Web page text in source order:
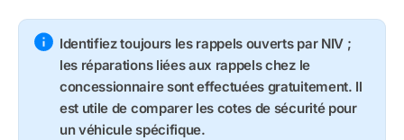
Identifiez toujours les rappels ouverts par NIV ;
les réparations liées aux rappels chez le
concessionnaire sont effectuées gratuitement. Il
est utile de comparer les cotes de sécurité pour
un véhicule spécifique.